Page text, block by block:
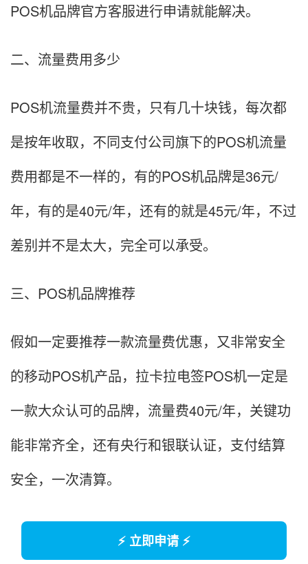
POS机品牌官方客服进行申请就能解决。
二、流量费用多少
POS机流量费并不贵，只有几十块钱，每次都
是按年收取，不同支付公司旗下的POS机流量
费用都是不一样的，有的POS机品牌是36元/
年，有的是40元/年，还有的就是45元/年，不过
差别并不是太大，完全可以承受。
三、POS机品牌推荐
假如一定要推荐一款流量费优惠，又非常安全
的移动POS机产品，拉卡拉电签POS机一定是
一款大众认可的品牌，流量费40元/年，关键功
能非常齐全，还有央行和银联认证，支付结算
安全，一次清算。
⚡ 立即申请 ⚡